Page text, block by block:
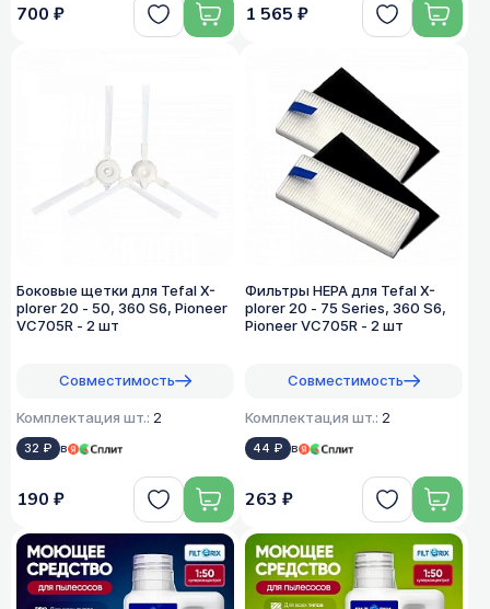
700 ₽ 1 565 ₽
Боковые щетки для Tefal X-
plorer 20 - 50, 360 S6, Pioneer
VC705R - 2 шт
Совместимость
Комплектация шт.: 2
32 ₽ в
190 ₽
Фильтры HEPA для Tefal X-
plorer 20 - 75 Series, 360 S6,
Pioneer VC705R - 2 шт
Совместимость
Комплектация шт.: 2
44 ₽ в
263 ₽